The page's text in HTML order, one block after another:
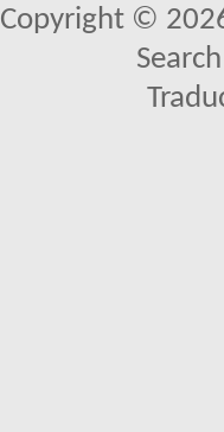
Copyright ©